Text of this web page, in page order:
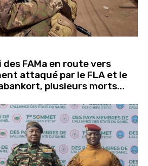
des FAMa en route vers
attaqué par le FLA et le
plusieurs morts...